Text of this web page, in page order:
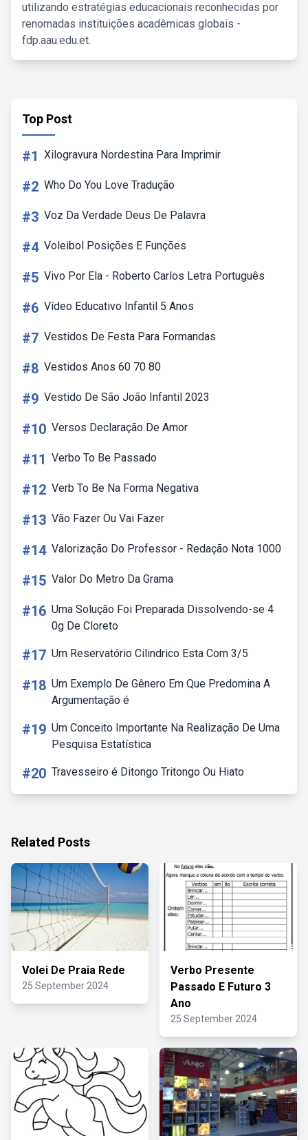
utilizando estratégias educacionais reconhecidas por
renomadas instituições acadêmicas globais -
fdp.aau.edu.et.
Top Post
#1 Xilogravura Nordestina Para Imprimir
#2 Who Do You Love Tradução
#3 Voz Da Verdade Deus De Palavra
#4 Voleibol Posições E Funções
#5 Vivo Por Ela - Roberto Carlos Letra Português
#6 Vídeo Educativo Infantil 5 Anos
#7 Vestidos De Festa Para Formandas
#8 Vestidos Anos 60 70 80
#9 Vestido De São João Infantil 2023
#10 Versos Declaração De Amor
#11 Verbo To Be Passado
#12 Verb To Be Na Forma Negativa
#13 Vão Fazer Ou Vai Fazer
#14 Valorização Do Professor - Redação Nota 1000
#15 Valor Do Metro Da Grama
#16 Uma Solução Foi Preparada Dissolvendo-se 4
0g De Cloreto
#17 Um Reservatório Cilindrico Esta Com 3/5
#18 Um Exemplo De Gênero Em Que Predomina A
Argumentação é
#19 Um Conceito Importante Na Realização De Uma
Pesquisa Estatística
#20 Travesseiro é Ditongo Tritongo Ou Hiato
Related Posts
Volei De Praia Rede
25 September 2024
Verbo Presente
Passado E Futuro 3
Ano
25 September 2024